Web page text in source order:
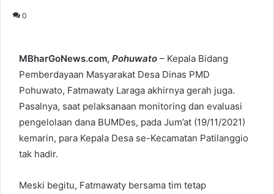
0
MBharGoNews.com, Pohuwato – Kepala Bidang
Pemberdayaan Masyarakat Desa Dinas PMD
Pohuwato, Fatmawaty Laraga akhirnya gerah juga.
Pasalnya, saat pelaksanaan monitoring dan evaluasi
pengelolaan dana BUMDes, pada Jum’at (19/11/2021)
kemarin, para Kepala Desa se-Kecamatan Patilanggio
tak hadir.
Meski begitu, Fatmawaty bersama tim tetap